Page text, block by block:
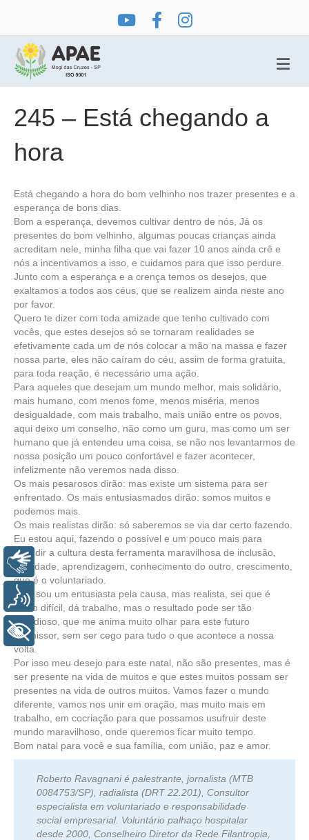
245 – Está chegando a
hora
Está chegando a hora do bom velhinho nos trazer presentes e a
esperança de bons dias.
Bom a esperança, devemos cultivar dentro de nós, Já os
presentes do bom velhinho, algumas poucas crianças ainda
acreditam nele, minha filha que vai fazer 10 anos ainda crê e
nós a incentivamos a isso, e cuidamos para que isso perdure.
Junto com a esperança e a crença temos os desejos, que
exaltamos a todos aos céus, que se realizem ainda neste ano
por favor.
Quero te dizer com toda amizade que tenho cultivado com
vocês, que estes desejos só se tornaram realidades se
efetivamente cada um de nós colocar a mão na massa e fazer
nossa parte, eles não caíram do céu, assim de forma gratuita,
para toda reação, é necessário uma ação.
Para aqueles que desejam um mundo melhor, mais solidário,
mais humano, com menos fome, menos miséria, menos
desigualdade, com mais trabalho, mais união entre os povos,
aqui deixo um conselho, não como um guru, mas como um ser
humano que já entendeu uma coisa, se não nos levantarmos de
nossa posição um pouco confortável e fazer acontecer,
infelizmente não veremos nada disso.
Os mais pesarosos dirão: mas existe um sistema para ser
enfrentado. Os mais entusiasmados dirão: somos muitos e
podemos mais.
Os mais realistas dirão: só saberemos se via dar certo fazendo.
Eu estou aqui, fazendo o possível e um pouco mais para
difundir a cultura desta ferramenta maravilhosa de inclusão,
igualdade, aprendizagem, conhecimento do outro, crescimento,
que é o voluntariado.
Sim, sou um entusiasta pela causa, mas realista, sei que é
muito difícil, dá trabalho, mas o resultado pode ser tão
grandioso, que me anima muito olhar para este futuro
promissor, sem ser cego para tudo o que acontece a nossa
volta.
Por isso meu desejo para este natal, não são presentes, mas é
ser presente na vida de muitos e que estes muitos possam ser
presentes na vida de outros muitos. Vamos fazer o mundo
diferente, vamos nos unir em oração, mas muito mais em
trabalho, em cocriação para que possamos usufruir deste
mundo maravilhoso, onde queremos ficar muito tempo.
Bom natal para você e sua família, com união, paz e amor.
Roberto Ravagnani é palestrante, jornalista (MTB
0084753/SP), radialista (DRT 22.201), Consultor
especialista em voluntariado e responsabilidade
social empresarial. Voluntário palhaço hospitalar
desde 2000, Conselheiro Diretor da Rede Filantropia,
Libras
Voz
+ Acessibilidade